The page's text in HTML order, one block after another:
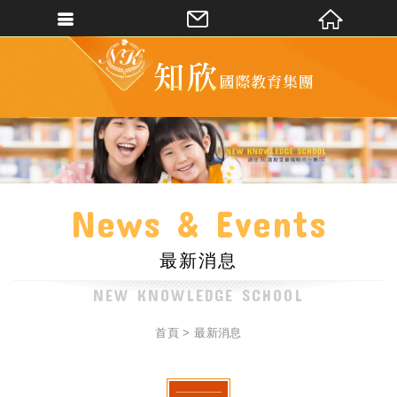
News & Events
最新消息
首頁 最新消息
會員登入(燈箱)
加入會員
忘記密碼
訂單查詢
個人資料修改
會員登出
填寫匯款通知